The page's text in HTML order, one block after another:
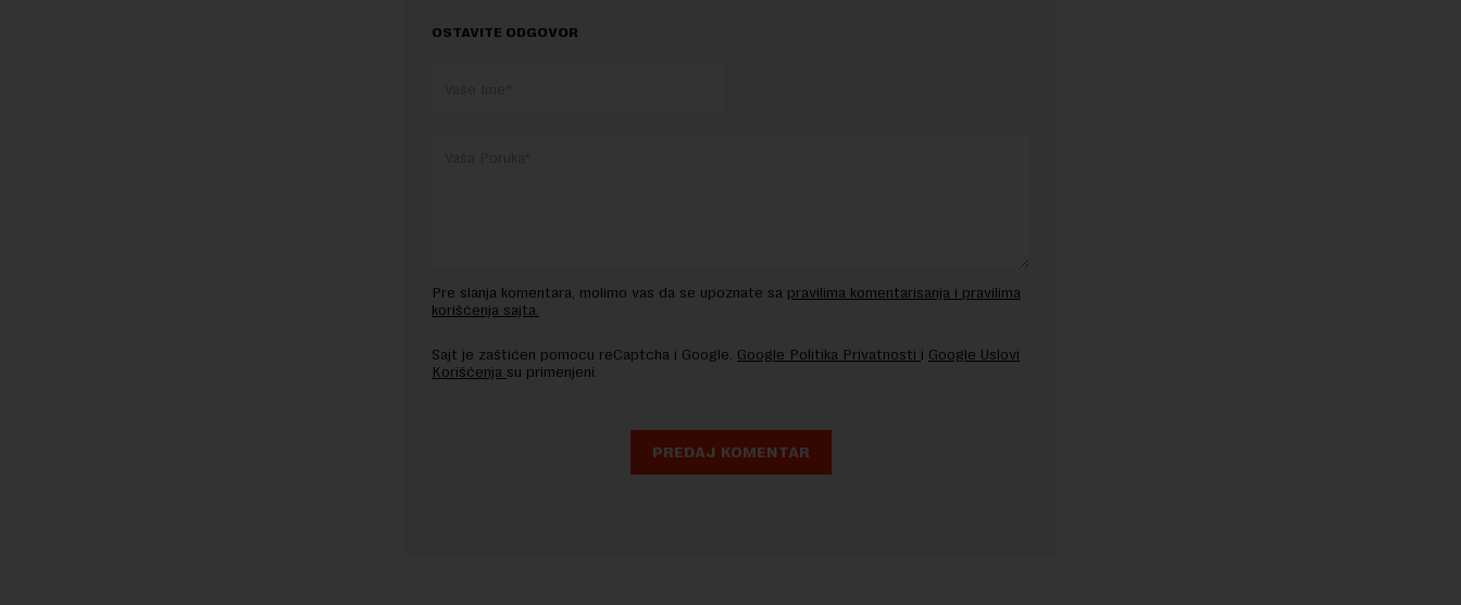
OSTAVITE ODGOVOR
Pre slanja komentara, molimo vas da se upoznate sa pravilima komentarisanja i pravilima
korišćenja sajta.
Sajt je zaštićen pomocu reCaptcha i Google. Google Politika Privatnosti i Google Uslovi
Korišćenja su primenjeni.